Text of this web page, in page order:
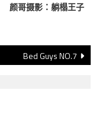
颜哥摄影：躺榻王子
Bed Guys NO.7